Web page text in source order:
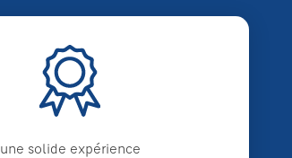
une solide expérience